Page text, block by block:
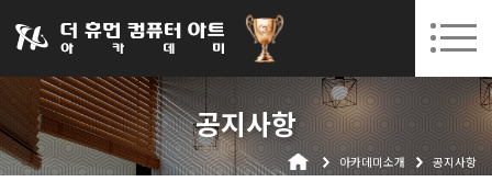
031-252-7277 수원캠퍼스 개강 08. 12.(수)
회원가입 고객센터
공지사항
아카데미소개 공지사항
아카데미소개
인사말